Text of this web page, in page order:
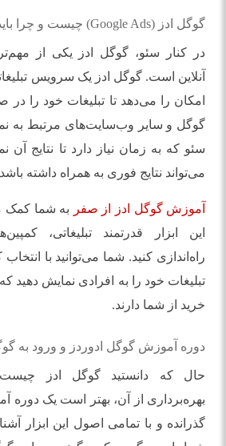
گوگل ادز (Google Ads) چیست و چرا باید از آن استفاده کنید؟
در کنار سئو، گوگل ادز یکی از
آنلاین است. گوگل ادز یک سرویس
امکان را می‌دهد تا تبلیغات خود را
گوگل و سایر وب‌سایت‌های مرتبط به
سئو که به زمان نیاز دارد تا نتایج آن
می‌تواند نتایج فوری به همراه داشته
آموزش گوگل ادز از صفر
به شما کمک
این ابزار قدرتمند تبلیغاتی،
راه‌اندازی کنید. شما می‌توانید با
تبلیغات خود را به افرادی نمایش دهید
خرید از شما دارند.
دوره آموزش گوگل ادوردز و ورود به
حال که دانستید گوگل ادز
بهره‌برداری از آن، بهتر است یک دوره
گذرانده و با تمامی اصول این ابزار